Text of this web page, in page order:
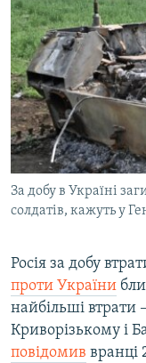
СВІТ
КИТАЙ.ВИКЛИКИ
МУЛЬТИМЕДІА
ФОТО
СПЕЦПРОЄКТИ
ПОДКАСТИ
КРИМ РЕАЛІЇ
РУС
КТАТ
За добу в Україні
солдатів, кажуть у
Росія за добу
проти України
найбільші втрати
Криворізькому і
повідомив вранці